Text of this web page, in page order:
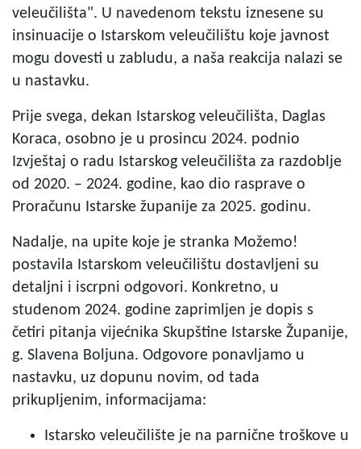
veleučilišta". U navedenom tekstu iznesene su
insinuacije o Istarskom veleučilištu koje javnost
mogu dovesti u zabludu, a naša reakcija nalazi se
u nastavku.
Prije svega, dekan Istarskog veleučilišta, Daglas
Koraca, osobno je u prosincu 2024. podnio
Izvještaj o radu Istarskog veleučilišta za razdoblje
od 2020. – 2024. godine, kao dio rasprave o
Proračunu Istarske županije za 2025. godinu.
Nadalje, na upite koje je stranka Možemo!
postavila Istarskom veleučilištu dostavljeni su
detaljni i iscrpni odgovori. Konkretno, u
studenom 2024. godine zaprimljen je dopis s
četiri pitanja vijećnika Skupštine Istarske Županije,
g. Slavena Boljuna. Odgovore ponavljamo u
nastavku, uz dopunu novim, od tada
prikupljenim, informacijama:
Istarsko veleučilište je na parnične troškove u